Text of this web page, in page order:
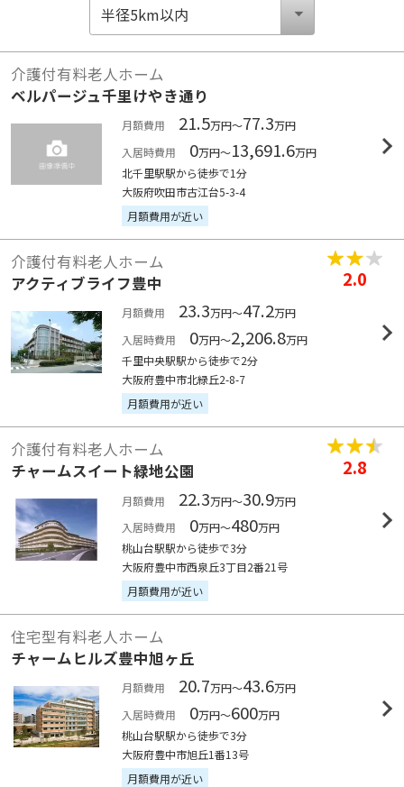
介護付有料老人ホーム
ベルパージュ千里けやき通り
月額費用 21.5万円～77.3万円
入居時費用
0万円～13,691.6万円
北千里駅駅から徒歩で1分
大阪府吹田市古江台5-3-4
月額費用が近い
介護付有料老人ホーム
アクティブライフ豊中
2.0
月額費用 23.3万円～47.2万円
入居時費用
0万円～2,206.8万円
千里中央駅駅から徒歩で2分
大阪府豊中市北緑丘2-8-7
月額費用が近い
介護付有料老人ホーム
チャームスイート緑地公園
2.8
月額費用 22.3万円～30.9万円
入居時費用
0万円～480万円
桃山台駅駅から徒歩で3分
大阪府豊中市西泉丘3丁目2番21号
月額費用が近い
住宅型有料老人ホーム
チャームヒルズ豊中旭ヶ丘
月額費用 20.7万円～43.6万円
入居時費用
0万円～600万円
桃山台駅駅から徒歩で3分
大阪府豊中市旭丘1番13号
月額費用が近い